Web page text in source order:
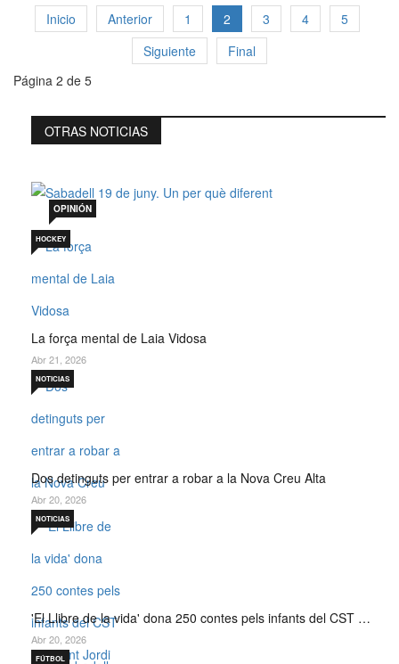
Inicio Anterior 1 2 3 4
5
Siguiente
Final
Página 2 de 5
OTRAS NOTICIAS
Sabadell 19 de juny. Un per què diferent
OPINIÓN
La força mental de Laia Vidosa
HOCKEY
Abr 21, 2026
Dos detinguts per entrar a robar a la Nova Creu Alta
NOTICIAS
Abr 20, 2026
'El Llibre de la vida' dona 250 contes pels infants del CST …
NOTICIAS
Abr 20, 2026
FÚTBOL